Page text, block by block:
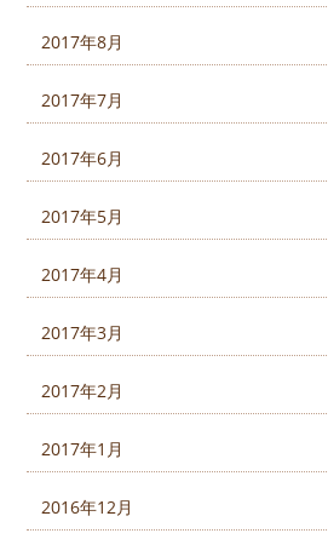
2017年8月
2017年7月
2017年6月
2017年5月
2017年4月
2017年3月
2017年2月
2017年1月
2016年12月